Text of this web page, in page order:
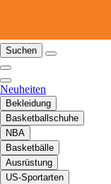
Suchen
Neuheiten
Bekleidung
Basketballschuhe
NBA
Basketbälle
Ausrüstung
US-Sportarten